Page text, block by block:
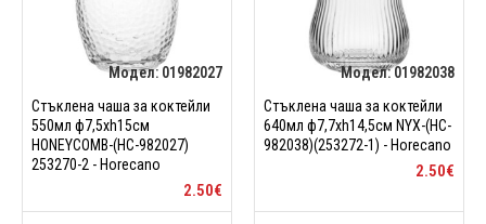
Модел: 01982027
Стъклена чаша за коктейли
550мл ф7,5xh15см
HONEYCOMB-(HC-982027)
253270-2 - Horecano
2.50€
Модел:01982038
Стъклена чаша за коктейли
640мл ф7,7xh14,5см NYX-(HC-
982038)(253272-1) - Horecano
2.50€